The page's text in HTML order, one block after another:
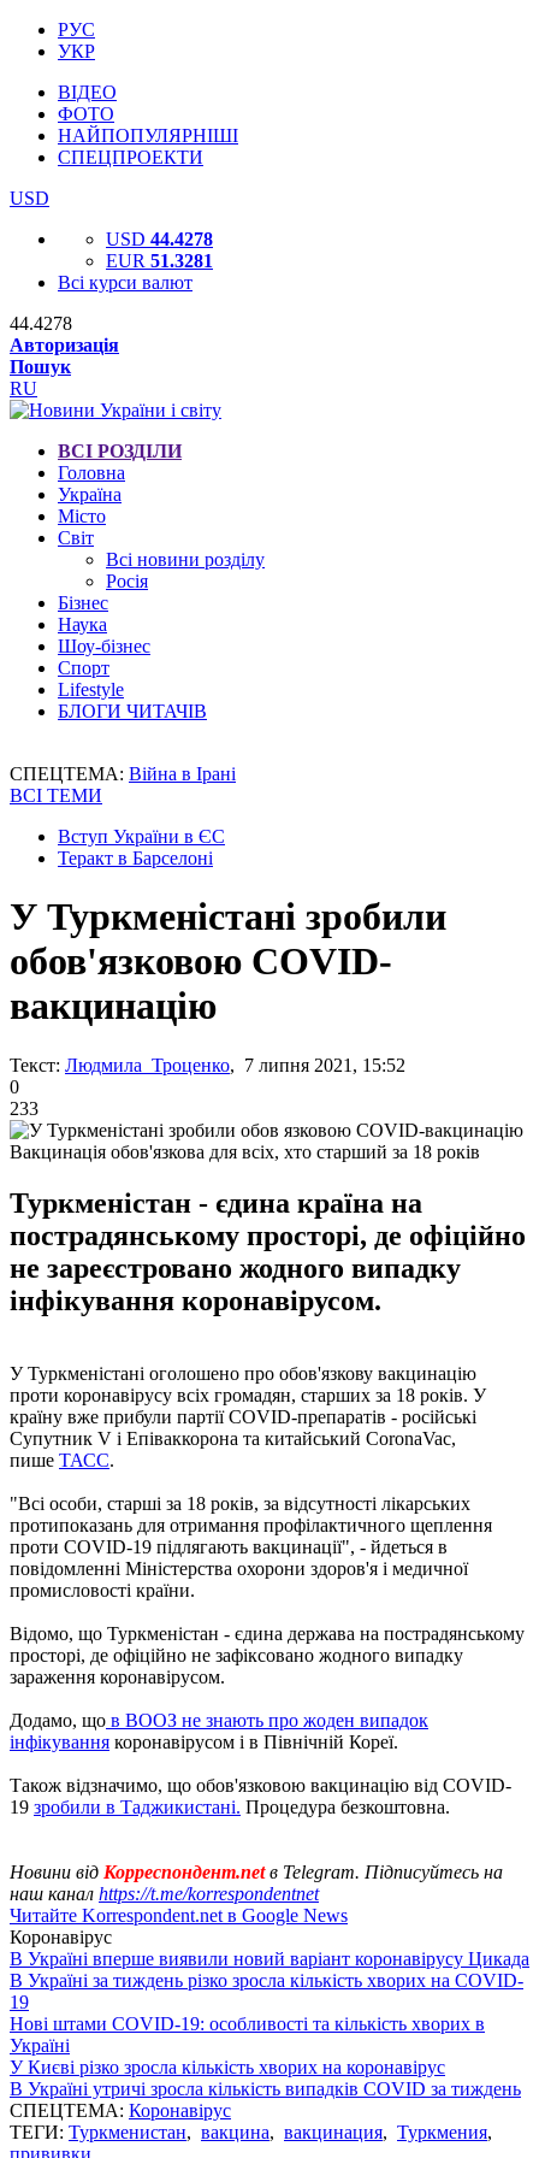
РУС
УКР
ВІДЕО
ФОТО
НАЙПОПУЛЯРНІШІ
СПЕЦПРОЕКТИ
USD
USD 44.4278
EUR 51.3281
Всі курси валют
44.4278
Авторизація
Пошук
RU
ВСІ РОЗДІЛИ
Головна
Україна
Місто
Світ
Всі новини розділу
Росія
Бізнес
Наука
Шоу-бізнес
Спорт
Lifestyle
БЛОГИ ЧИТАЧІВ
СПЕЦТЕМА: Війна в Ірані
ВСІ ТЕМИ
Вступ України в ЄС
Теракт в Барселоні
У Туркменістані зробили
обов'язковою COVID-
вакцинацію
Текст: Людмила Троценко, 7 липня 2021, 15:52
0
233
Вакцинація обов'язкова для всіх, хто старший за 18 років
Туркменістан - єдина країна на
пострадянському просторі, де офіційно
не зареєстровано жодного випадку
інфікування коронавірусом.
У Туркменістані оголошено про обов'язкову вакцинацію
проти коронавірусу всіх громадян, старших за 18 років. У
країну вже прибули партії COVID-препаратів - російські
Супутник V і Епіваккорона та китайський CoronaVac,
пише ТАСС.
"Всі особи, старші за 18 років, за відсутності лікарських
протипоказань для отримання профілактичного щеплення
проти COVID-19 підлягають вакцинації", - йдеться в
повідомленні Міністерства охорони здоров'я і медичної
промисловості країни.
Відомо, що Туркменістан - єдина держава на пострадянському
просторі, де офіційно не зафіксовано жодного випадку
зараження коронавірусом.
Додамо, що в ВООЗ не знають про жоден випадок
інфікування коронавірусом і в Північній Кореї.
Також відзначимо, що обов'язковою вакцинацію від COVID-
19 зробили в Таджикистані. Процедура безкоштовна.
Новини від Корреспондент.netв Telegram. Підписуйтесь на
наш канал https://t.me/korrespondentnet
Читайте Korrespondent.net в Google News
Коронавірус
В Україні вперше виявили новий варіант коронавірусу Цикада
В Україні за тиждень різко зросла кількість хворих на COVID-
19
Нові штами COVID-19: особливості та кількість хворих в
Україні
У Києві різко зросла кількість хворих на коронавірус
В Україні утричі зросла кількість випадків COVID за тиждень
СПЕЦТЕМА: Коронавірус
ТЕГИ: Туркменистан, вакцина, вакцинация, Туркмения,
прививки